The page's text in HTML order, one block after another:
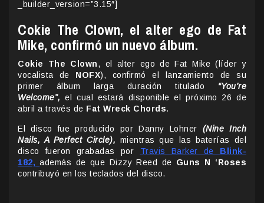
_builder_version=”3.15″]
Cokie The Clown, el alter ego de Fat
Mike, confirmó un nuevo álbum.
Cokie The Clown, el alter ego de Fat Mike (líder y
vocalista de NOFX), confirmó el lanzamiento de su
primer álbum larga duración titulado “You’re
Welcome”,el cual estará disponible el próximo 26 de
abril a través de Fat Wreck Chords.
El disco fue producido por Danny Lohner (Nine Inch
Nails, A Perfect Circle), mientras que las baterías del
disco fueron grabadas por Travis Barker de Blink-
182, además de que Dizzy Reed de Guns N ‘Roses
contribuyó en los teclados del disco.